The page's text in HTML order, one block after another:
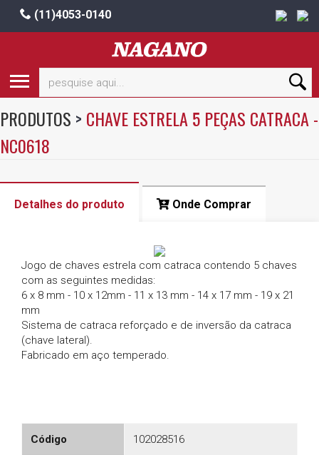
(11)4053-0140
PRODUTOS > CHAVE ESTRELA 5 PEÇAS CATRACA -
NC0618
Detalhes do produto Onde Comprar
Jogo de chaves estrela com catraca contendo 5 chaves
com as seguintes medidas:
6 x 8 mm - 10 x 12mm - 11 x 13 mm - 14 x 17 mm - 19 x 21
mm
Sistema de catraca reforçado e de inversão da catraca
(chave lateral).
Fabricado em aço temperado.
Código 102028516